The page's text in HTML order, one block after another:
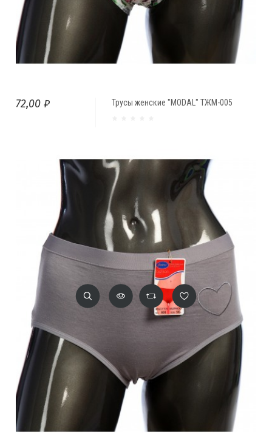
Трусы женские "MODAL" ТЖМ-005
72,00 ₽